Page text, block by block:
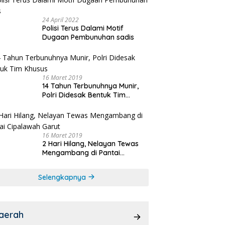
24 April 2022
Polisi Terus Dalami Motif
Dugaan Pembunuhan sadis
16 Maret 2019
14 Tahun Terbunuhnya Munir,
Polri Didesak Bentuk Tim
16 Maret 2019
2 Hari Hilang, Nelayan Tewas
Mengambang di Pantai
Selengkapnya